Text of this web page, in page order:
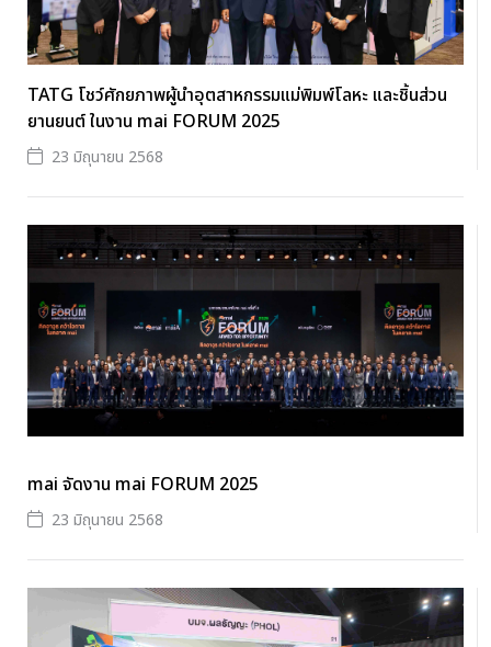
TATG โชว์ศักยภาพผู้นำอุตสาหกรรมแม่พิมพ์โลหะ และชิ้นส่วน
ยานยนต์ ในงาน mai FORUM 2025
23 มิถุนายน 2568
mai จัดงาน mai FORUM 2025
23 มิถุนายน 2568